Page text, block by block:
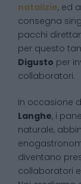
natalizie, ed
consegna
pacchi
per questo
Digusto per
collaboratori.
In occasione
Langhe, i
naturale,
diventano
collaboratori